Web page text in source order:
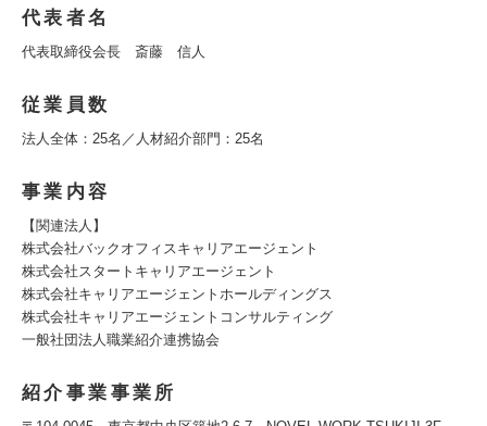
代表者名
代表取締役会長 斎藤 信人
従業員数
法人全体：25名／人材紹介部門：25名
事業内容
【関連法人】
株式会社バックオフィスキャリアエージェント
株式会社スタートキャリアエージェント
株式会社キャリアエージェントホールディングス
株式会社キャリアエージェントコンサルティング
一般社団法人職業紹介連携協会
紹介事業事業所